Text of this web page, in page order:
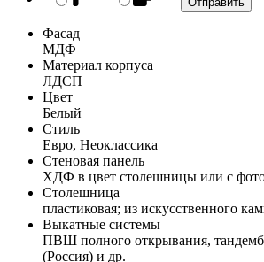
Фасад
МДФ
Материал корпуса
ЛДСП
Цвет
Белый
Стиль
Евро, Неоклассика
Стеновая панель
ХДФ в цвет столешницы или с
Столешница
пластиковая; из искусственного
Выкатные системы
ПВШ полного открывания,
(Россия) и др.